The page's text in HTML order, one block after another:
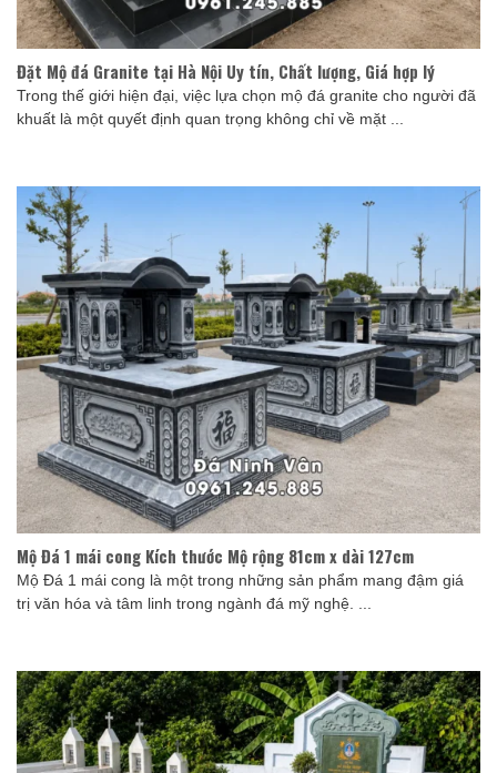
Đặt Mộ đá Granite tại Hà Nội Uy tín, Chất lượng, Giá hợp lý
Trong thế giới hiện đại, việc lựa chọn mộ đá granite cho người đã
khuất là một quyết định quan trọng không chỉ về mặt ...
Mộ Đá 1 mái cong Kích thước Mộ rộng 81cm x dài 127cm
Mộ Đá 1 mái cong là một trong những sản phẩm mang đậm giá
trị văn hóa và tâm linh trong ngành đá mỹ nghệ. ...